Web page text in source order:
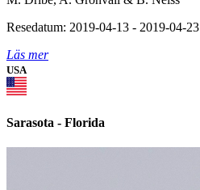
Resedatum: 2019-04-13 - 2019-04-23
Läs mer
USA
Sarasota - Florida